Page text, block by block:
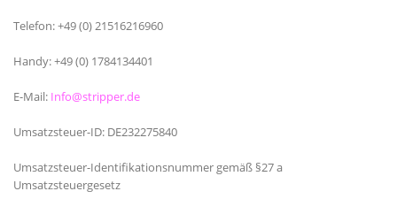
Telefon: +49 (0) 21516216960
Handy: +49 (0) 1784134401
E-Mail: Info@stripper.de
Umsatzsteuer-ID: DE232275840
Umsatzsteuer-Identifikationsnummer gemäß §27 a
Umsatzsteuergesetz